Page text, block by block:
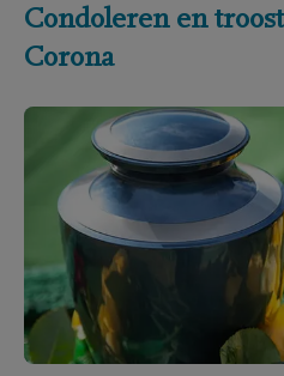
Condoleren en
Corona